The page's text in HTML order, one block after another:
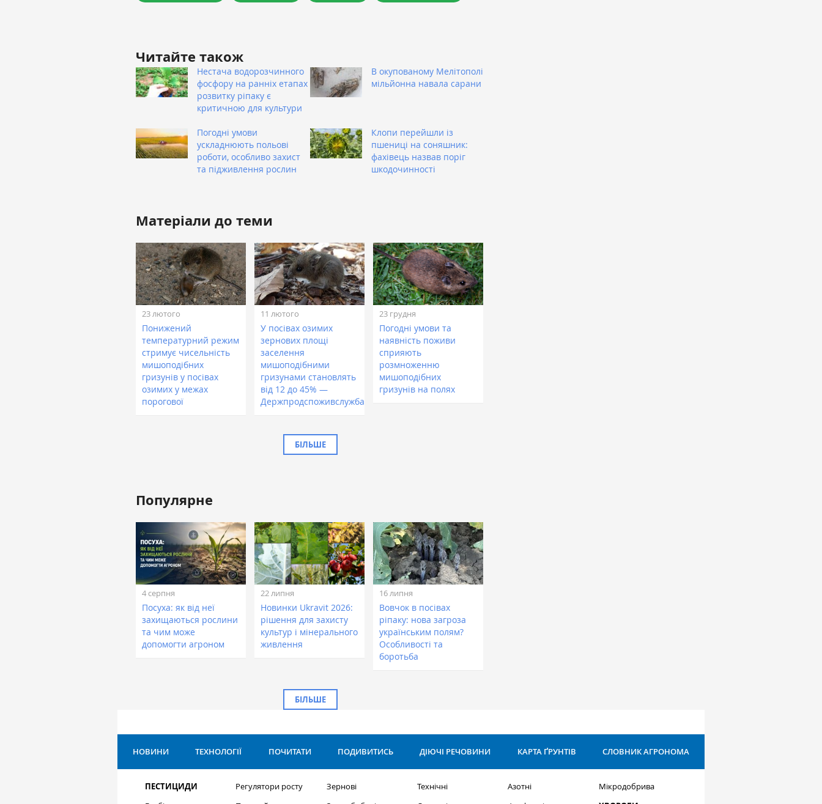
Читайте також
Нестача водорозчинного
фосфору на ранніх етапах
розвитку ріпаку є
критичною для культури
В окупованому Мелітополі
мільйонна навала сарани
Погодні умови
ускладнюють польові
роботи, особливо захист
та підживлення рослин
Клопи перейшли із
пшениці на соняшник:
фахівець назвав поріг
шкодочинності
Матеріали до теми
23 лютого
Понижений
температурний режим
стримує чисельність
мишоподібних
гризунів у посівах
озимих у межах
порогової
11 лютого
У посівах озимих
зернових площі
заселення
мишоподібними
гризунами становлять
від 12 до 45% —
Держпродспоживслужба
23 грудня
Погодні умови та
наявність поживи
сприяють
розмноженню
мишоподібних
гризунів на полях
БІЛЬШЕ
Популярне
4 серпня
Посуха: як від неї
захищаються рослини
та чим може
допомогти агроном
22 липня
Новинки Ukravit 2026:
рішення для захисту
культур і мінерального
живлення
16 липня
Вовчок в посівах
ріпаку: нова загроза
українським полям?
Особливості та
боротьба
БІЛЬШЕ
НОВИНИ ТЕХНОЛОГІЇ ПОЧИТАТИ ПОДИВИТИСЬ ДІЮЧІ РЕЧОВИНИ КАРТА ҐРУНТІВ СЛОВНИК АГРОНОМА
ПЕСТИЦИДИ
Регулятори росту
Зернові
Технічні
Азотні
Мікродобрива